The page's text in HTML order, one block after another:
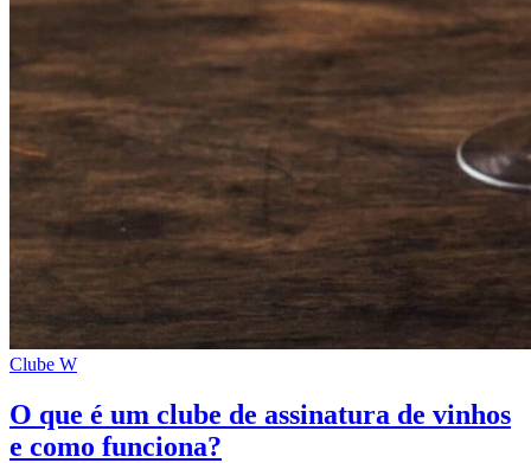
Clube W
O que é um clube de assinatura de vinhos
e como funciona?